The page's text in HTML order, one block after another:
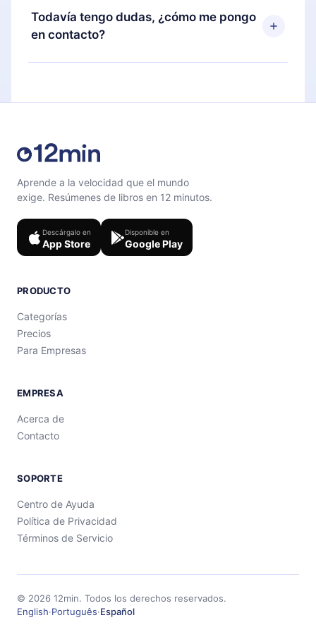
También puedes leer o escuchar tus títulos
favoritos sin conexión y desafiarte con un
puedes cancelar en cualquier momento y el
próximo ciclo de facturación no ocurrirá.
Todavía tengo dudas, ¿cómo me pongo
en contacto?
Siéntete libre de contactarnos en
Aprende a la velocidad que el mundo
exige. Resúmenes de libros en 12 minutos.
Descárgalo en
App Store
Disponible en
Google Play
PRODUCTO
Categorías
Precios
Para Empresas
EMPRESA
Acerca de
Contacto
SOPORTE
Centro de Ayuda
Política de Privacidad
Términos de Servicio
© 2026 12min. Todos los derechos reservados.
English·Português·Español